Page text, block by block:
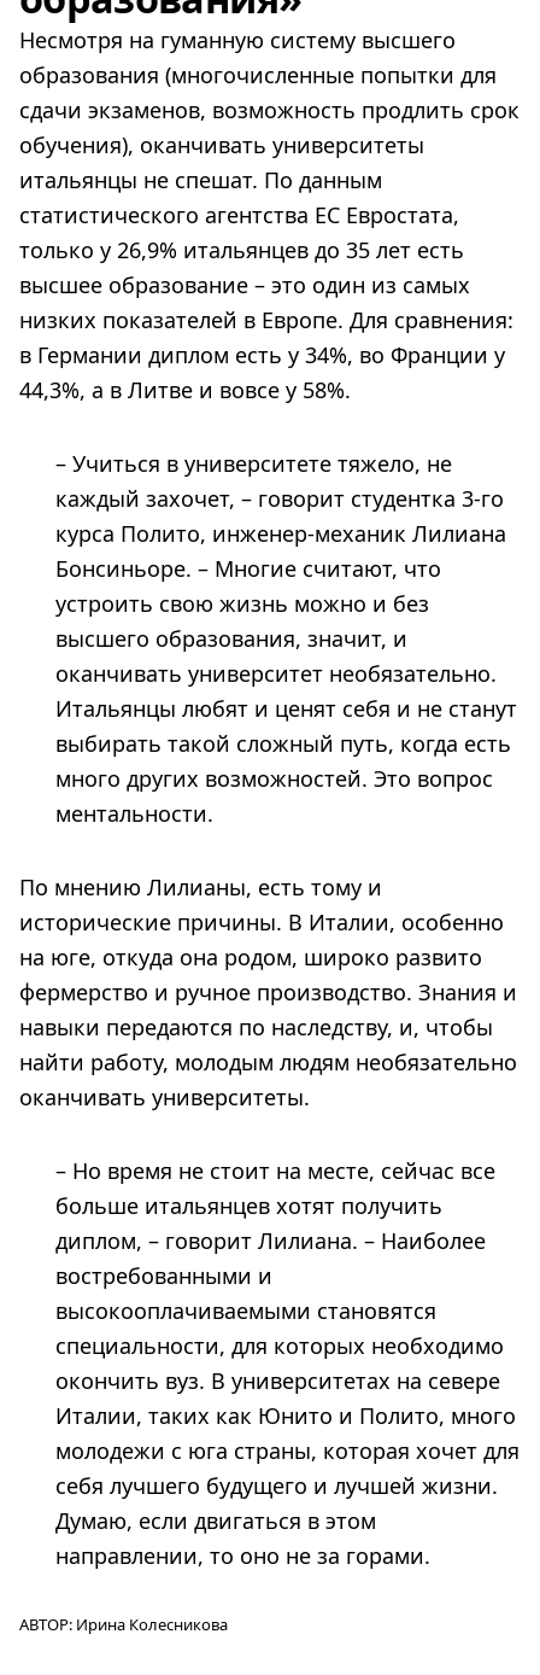
Несмотря на гуманную систему высшего
образования (многочисленные попытки для
сдачи экзаменов, возможность продлить срок
обучения), оканчивать университеты
итальянцы не спешат. По данным
статистического агентства ЕС Евростата,
только у 26,9% итальянцев до 35 лет есть
высшее образование – это один из самых
низких показателей в Европе. Для сравнения:
в Германии диплом есть у 34%, во Франции у
44,3%, а в Литве и вовсе у 58%.
– Учиться в университете тяжело, не
каждый захочет, – говорит студентка 3-го
курса Полито, инженер-механик Лилиана
Бонсиньоре. – Многие считают, что
устроить свою жизнь можно и без
высшего образования, значит, и
оканчивать университет необязательно.
Итальянцы любят и ценят себя и не станут
выбирать такой сложный путь, когда есть
много других возможностей. Это вопрос
ментальности.
По мнению Лилианы, есть тому и
исторические причины. В Италии, особенно
на юге, откуда она родом, широко развито
фермерство и ручное производство. Знания и
навыки передаются по наследству, и, чтобы
найти работу, молодым людям необязательно
оканчивать университеты.
– Но время не стоит на месте, сейчас все
больше итальянцев хотят получить
диплом, – говорит Лилиана. – Наиболее
востребованными и
высокооплачиваемыми становятся
специальности, для которых необходимо
окончить вуз. В университетах на севере
Италии, таких как Юнито и Полито, много
молодежи с юга страны, которая хочет для
себя лучшего будущего и лучшей жизни.
Думаю, если двигаться в этом
направлении, то оно не за горами.
АВТОР: Ирина Колесникова